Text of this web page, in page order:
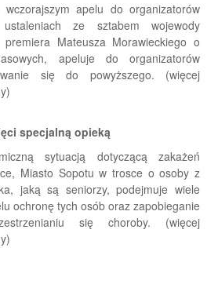
apelu do organizatorów
ze sztabem wojewody
Mateusza Morawieckiego o
apeluje do organizatorów
się do powyższego. (więcej
specjalną opieką
sytuacją dotyczącą zakażeń
Miasto Sopotu w trosce o osoby z
jaką są seniorzy, podejmuje wiele
ochronę tych osób oraz zapobieganie
się choroby. (więcej